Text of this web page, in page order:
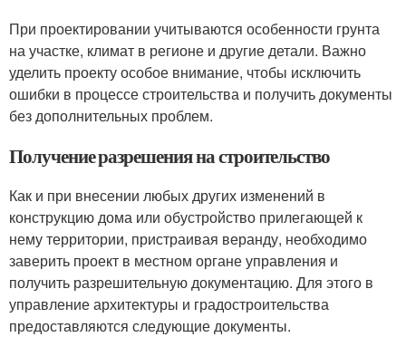
При проектировании учитываются особенности грунта
на участке, климат в регионе и другие детали. Важно
уделить проекту особое внимание, чтобы исключить
ошибки в процессе строительства и получить документы
без дополнительных проблем.
Получение разрешения на строительство
Как и при внесении любых других изменений в
конструкцию дома или обустройство прилегающей к
нему территории, пристраивая веранду, необходимо
заверить проект в местном органе управления и
получить разрешительную документацию. Для этого в
управление архитектуры и градостроительства
предоставляются следующие документы.